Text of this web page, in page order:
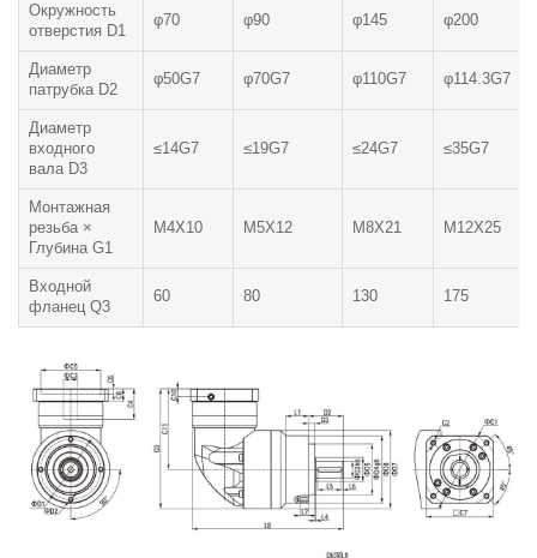
Окружность
отверстия D1
φ70 φ90 φ145 φ200
Диаметр
патрубка D2
φ50G7 φ70G7 φ110G7 φ114.3G7
Диаметр
входного
вала D3
≤14G7 ≤19G7 ≤24G7 ≤35G7
Монтажная
резьба ×
Глубина G1
M4X10 M5X12 M8X21 M12X25
Входной
фланец Q3
60 80 130 175